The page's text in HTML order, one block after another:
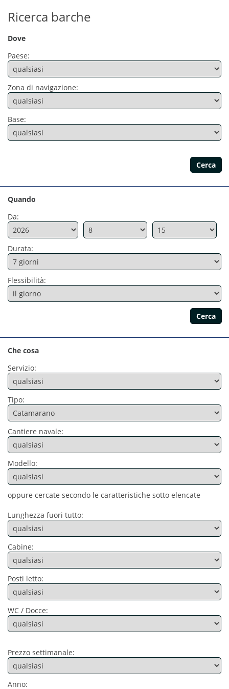
Ricerca barche
Dove
Paese:
Zona di navigazione:
Base:
Quando
Da:
Durata:
Flessibilità:
Che cosa
Servizio:
Tipo:
Cantiere navale:
Modello:
oppure cercate secondo le caratteristiche sotto elencate
Lunghezza fuori tutto:
Cabine:
Posti letto:
WC / Docce:
Prezzo settimanale:
Anno: